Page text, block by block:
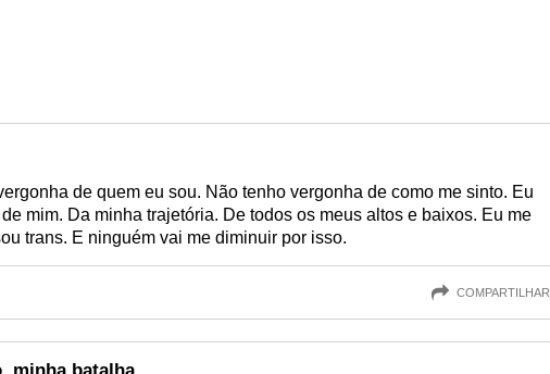
de quem eu sou. Não tenho vergonha de como me sinto. Eu
mim. Da minha trajetória. De todos os meus altos e baixos. Eu me
trans. E ninguém vai me diminuir por isso.
COMPARTILHAR